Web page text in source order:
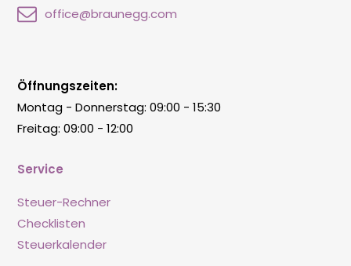
office@braunegg.com
Service
Steuer-Rechner
Checklisten
Steuerkalender
Öffnungszeiten:
Montag - Donnerstag: 09:00 - 15:30
Freitag: 09:00 - 12:00